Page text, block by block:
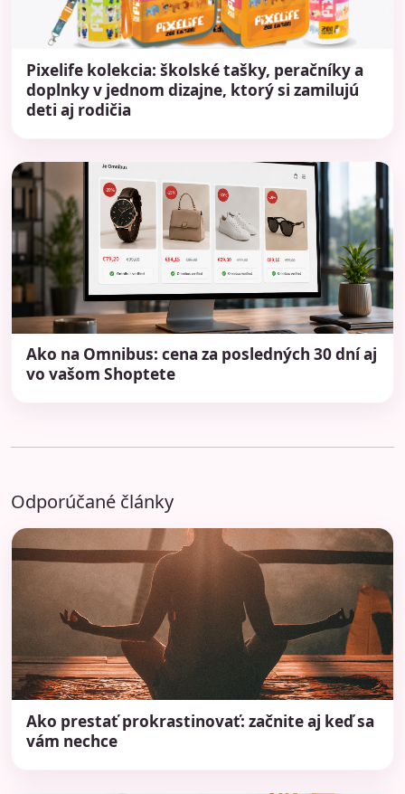
Pixelife kolekcia: školské tašky, peračníky a
doplnky v jednom dizajne, ktorý si zamilujú
deti aj rodičia
Ako na Omnibus: cena za posledných 30 dní aj
vo vašom Shoptete
Odporúčané články
Ako prestať prokrastinovať: začnite aj keď sa
vám nechce